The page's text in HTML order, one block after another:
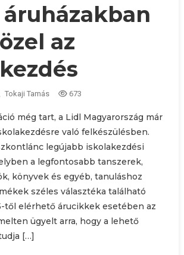
az
Tokaji Tamás 673
még tart, a Lidl Magyarország már
való felkészülésben.
legújabb iskolakezdési
a legfontosabb tanszerek,
könyvek és egyéb, tanuláshoz
széles választéka található
től elérhető árucikkek esetében az
ügyelt arra, hogy a lehető
[…]